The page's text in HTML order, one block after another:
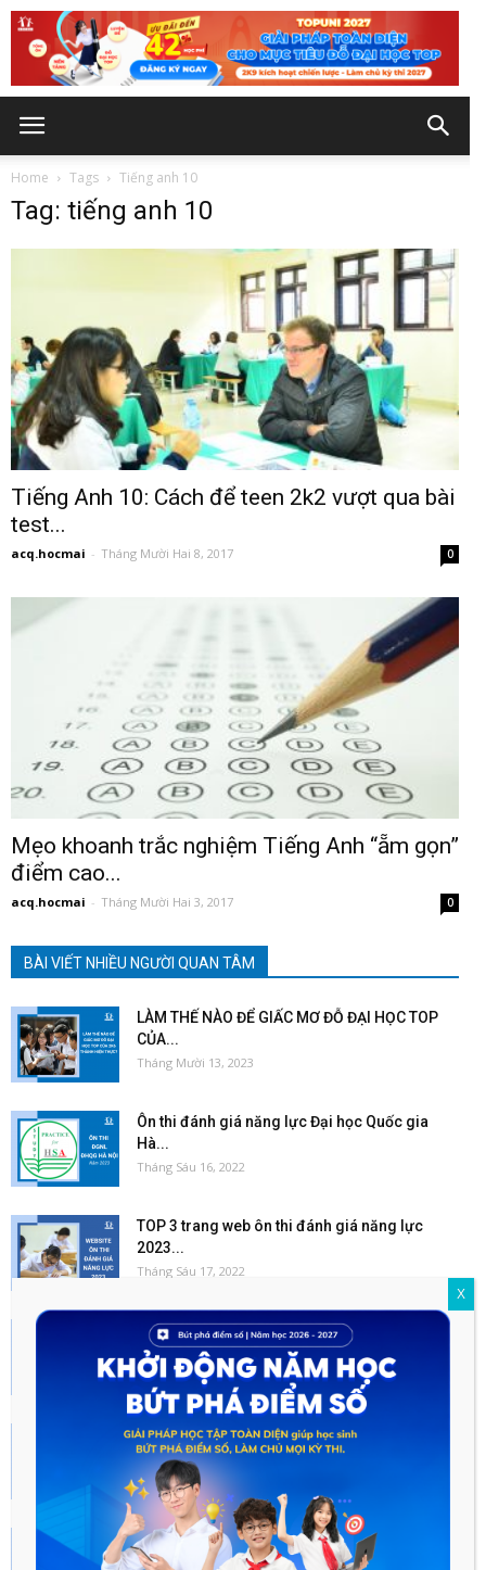
Home Tags Tiếng anh 10
Tag: tiếng anh 10
Tiếng Anh 10: Cách để teen 2k2 vượt qua bài
test...
acq.hocmai - Tháng Mười Hai 8, 2017 0
Mẹo khoanh trắc nghiệm Tiếng Anh “ẵm gọn”
điểm cao...
acq.hocmai - Tháng Mười Hai 3, 2017 0
BÀI VIẾT NHIỀU NGƯỜI QUAN TÂM
LÀM THẾ NÀO ĐỂ GIẤC MƠ ĐỖ ĐẠI HỌC TOP
CỦA...
Tháng Mười 13, 2023
Ôn thi đánh giá năng lực Đại học Quốc gia
Hà...
Tháng Sáu 16, 2022
TOP 3 trang web ôn thi đánh giá năng lực
2023...
Tháng Sáu 17, 2022
Đề thi đánh giá năng lực 2022 tất cả các
trường
Tháng Sáu 18, 2022
Những sai lầm trong quá trình ôn thi ĐGNL
ĐHQGHN 2023...
Tháng Mười Một 24, 2022
Những câu hỏi thường gặp khi ôn thi ĐGNL
ĐHQGHN 2023...
X